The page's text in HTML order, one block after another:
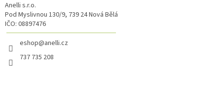
Anelli s.r.o.
Pod Myslivnou 130/9, 739 24 Nová Bělá
IČO: 08897476
eshop@anelli.cz
737 735 208